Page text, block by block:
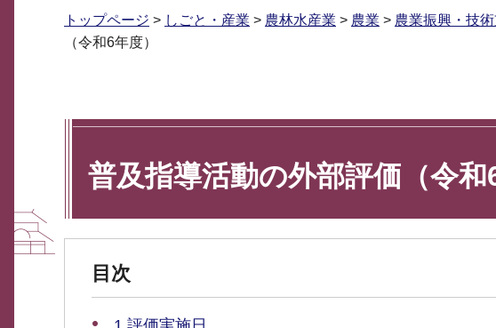
トップページ > しごと・産業 > 農林水産業 > 農業 > 農業振興・技
（令和6年度）
普及指導活動の外部評価（令和
目次